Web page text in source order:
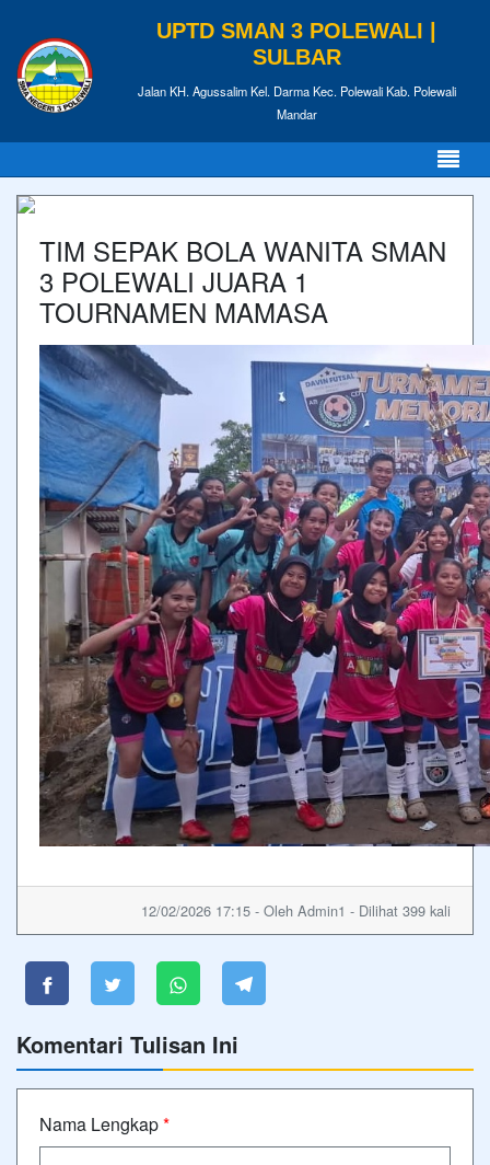
UPTD SMAN 3 POLEWALI |
SULBAR
Jalan KH. Agussalim Kel. Darma Kec. Polewali Kab. Polewali
Mandar
TIM SEPAK BOLA WANITA SMAN
3 POLEWALI JUARA 1
TOURNAMEN MAMASA
12/02/2026 17:15 - Oleh Admin1 - Dilihat 399 kali
Komentari Tulisan Ini
Nama Lengkap*